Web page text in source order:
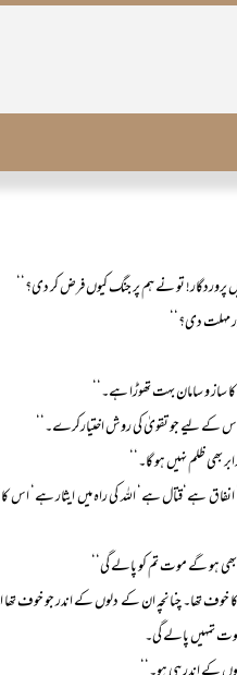
ہیں پروردگار! تو نے ہم پر جنگ کیوں فرض کر دی؟‘‘
مہلت دی؟‘‘
ساز و سامان بہت تھوڑا ہے۔‘‘
کے لیے جو تقویٰ کی روش اختیارکرے۔‘‘
بھی ظلم نہیں ہو گا۔‘‘
ہے‘قتال ہے‘ اللہ کی راہ میں ایثار ہے‘
بھی ہو گے موت تم کو پالے گی‘‘
ان کے دلوں کے اندر جو خوف تھا اسے
تمہیں پالے گی۔